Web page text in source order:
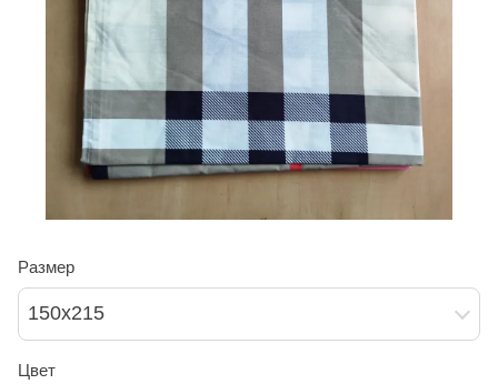
Размер
150х215
Цвет